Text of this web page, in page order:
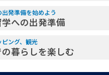
発準備を始めよう
への出発準備
ング、観光
暮らしを楽しむ